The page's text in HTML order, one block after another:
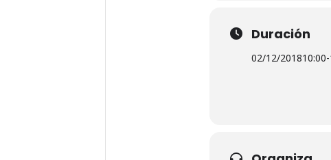
Duración
02/12/201810:00-